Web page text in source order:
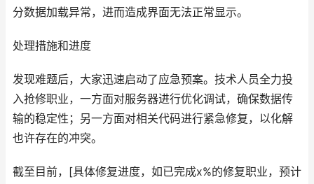
分数据加载异常，进而造成界面无法正常显示。
处理措施和进度
发现难题后，大家迅速启动了应急预案。技术人员全力投
入抢修职业，一方面对服务器进行优化调试，确保数据传
输的稳定性；另一方面对相关代码进行紧急修复，以化解
也许存在的冲突。
截至目前，[具体修复进度，如已完成x%的修复职业，预计